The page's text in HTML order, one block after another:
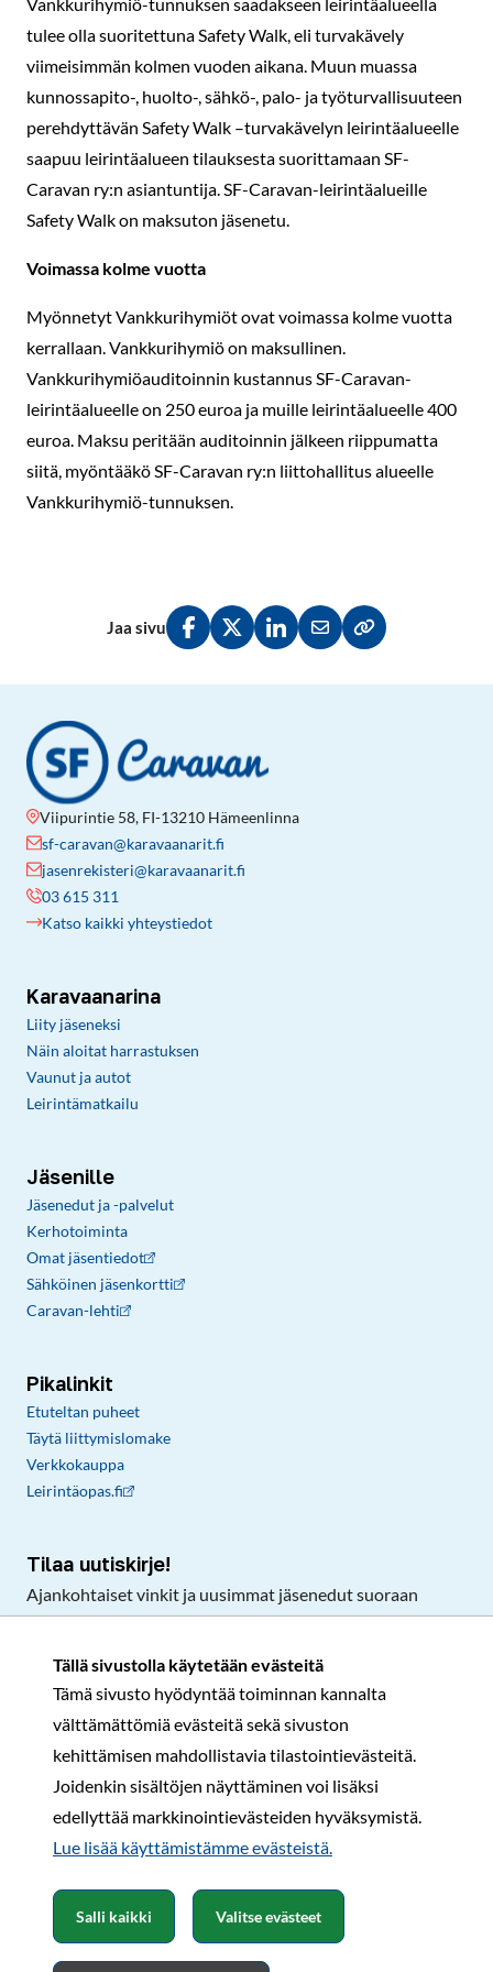
Tällä sivustolla käytetään evästeitä
Tämä sivusto hyödyntää toiminnan kannalta
välttämättömiä evästeitä sekä sivuston
kehittämisen mahdollistavia tilastointievästeitä.
Joidenkin sisältöjen näyttäminen voi lisäksi
edellyttää markkinointievästeiden hyväksymistä.
Lue lisää käyttämistämme evästeistä.​​​​​​
Salli kaikki Valitse evästeet
Vankkurihymiö-tunnuksen saadakseen leirintäalueella
tulee olla suoritettuna Safety Walk, eli turvakävely
viimeisimmän kolmen vuoden aikana. Muun muassa
kunnossapito-, huolto-, sähkö-, palo- ja työturvallisuuteen
perehdyttävän Safety Walk –turvakävelyn leirintäalueelle
saapuu leirintäalueen tilauksesta suorittamaan SF-
Caravan ry:n asiantuntija. SF-Caravan-leirintäalueille
Safety Walk on maksuton jäsenetu.
Voimassa kolme vuotta
Myönnetyt Vankkurihymiöt ovat voimassa kolme vuotta
kerrallaan. Vankkurihymiö on maksullinen.
Vankkurihymiöauditoinnin kustannus SF-Caravan-
leirintäalueelle on 250 euroa ja muille leirintäalueelle 400
euroa. Maksu peritään auditoinnin jälkeen riippumatta
siitä, myöntääkö SF-Caravan ry:n liittohallitus alueelle
Vankkurihymiö-tunnuksen.
Jaa sivu
Jaa Facebookissa
Jaa Twitterissä
Jaa LinkedInissä
Jaa sähköpostitse
Kopioi linkki
Viipurintie 58, FI-13210 Hämeenlinna
sf-caravan@karavaanarit.fi
jasenrekisteri@karavaanarit.fi
03 615 311
Katso kaikki yhteystiedot
Karavaanarina
Liity jäseneksi
Näin aloitat harrastuksen
Vaunut ja autot
Leirintämatkailu
Jäsenille
Jäsenedut ja -palvelut
Kerhotoiminta
Omat jäsentiedot
Sähköinen jäsenkortti
Caravan-lehti
Pikalinkit
Etuteltan puheet
Täytä liittymislomake
Verkkokauppa
Leirintäopas.fi
Tilaa uutiskirje!
Ajankohtaiset vinkit ja uusimmat jäsenedut suoraan
Rekisteri- ja tietosuojaselosteSopimusehdot